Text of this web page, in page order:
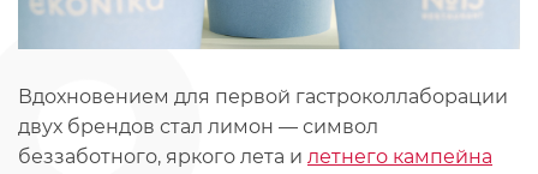
Вдохновением для первой гастроколлаборации
двух брендов стал лимон — символ
беззаботного, яркого лета и летнего кампейна